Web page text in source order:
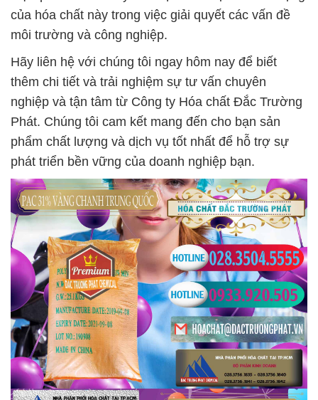
của hóa chất này trong việc giải quyết các vấn đề
môi trường và công nghiệp.
Hãy liên hệ với chúng tôi ngay hôm nay để biết
thêm chi tiết và trải nghiệm sự tư vấn chuyên
nghiệp và tận tâm từ Công ty Hóa chất Đắc Trường
Phát. Chúng tôi cam kết mang đến cho bạn sản
phẩm chất lượng và dịch vụ tốt nhất để hỗ trợ sự
phát triển bền vững của doanh nghiệp bạn.